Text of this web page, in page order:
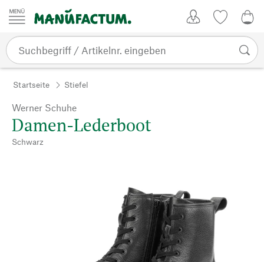
Zum Inhalt springen
Startseite Stiefel
Werner Schuhe
Damen-Lederboot
Schwarz